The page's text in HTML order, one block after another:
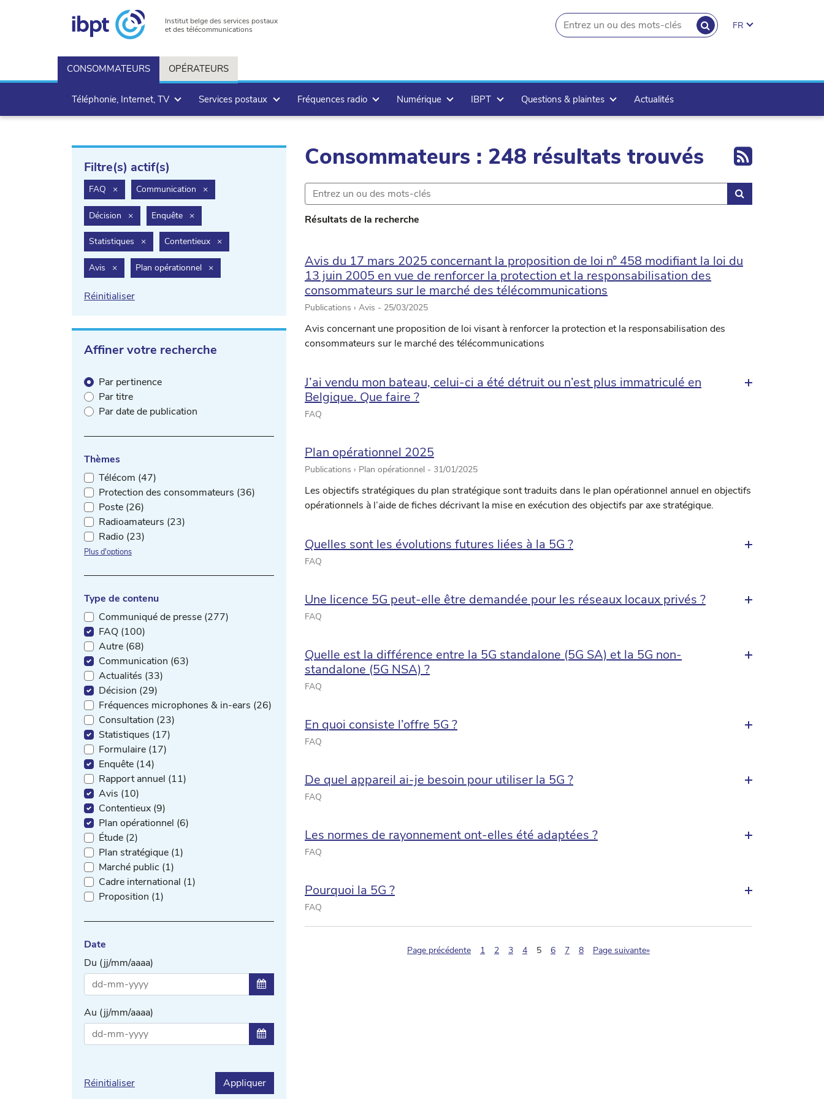
Institut belge des services postaux
et des télécommunications
RECHERCHER
search.button
FR
CONSOMMATEURS OPÉRATEURS
Téléphonie, Internet, TV Services postaux Fréquences radio Numérique IBPT Questions & plaintes Actualités
Filtre(s) actif(s)
FAQ ×filter.deleteCommunication ×filter.delete
Décision ×filter.delete
Enquête ×filter.delete
Statistiques ×filter.deleteContentieux ×filter.delete
Avis ×filter.deletePlan opérationnel ×filter.delete
Réinitialiser
Affiner votre recherche
Par pertinence
Par titre
Par date de publication
Thèmes
Télécom (47)
Protection des consommateurs (36)
Poste (26)
Radioamateurs (23)
Radio (23)
Plus d'options
Type de contenu
Communiqué de presse (277)
FAQ (100)
Autre (68)
Communication (63)
Actualités (33)
Décision (29)
Fréquences microphones & in-ears (26)
Consultation (23)
Statistiques (17)
Formulaire (17)
Enquête (14)
Rapport annuel (11)
Avis (10)
Contentieux (9)
Plan opérationnel (6)
Étude (2)
Plan stratégique (1)
Marché public (1)
Cadre international (1)
Proposition (1)
Date
Du (jj/mm/aaaa)
Sélectionner une date ...
Au (jj/mm/aaaa)
Sélectionner une date ...
Réinitialiser Appliquer
Consommateurs : 248 résultats trouvés Export
Résultats de la recherche
Avis du 17 mars 2025 concernant la proposition de loi n° 458 modifiant la loi du
13 juin 2005 en vue de renforcer la protection et la responsabilisation des
consommateurs sur le marché des télécommunications
Publications › Avis - 25/03/2025
Avis concernant une proposition de loi visant à renforcer la protection et la responsabilisation des
consommateurs sur le marché des télécommunications
J’ai vendu mon bateau, celui-ci a été détruit ou n’est plus immatriculé en
Belgique. Que faire ?
FAQ
Plan opérationnel 2025
Publications › Plan opérationnel - 31/01/2025
Les objectifs stratégiques du plan stratégique sont traduits dans le plan opérationnel annuel en objectifs
opérationnels à l’aide de fiches décrivant la mise en exécution des objectifs par axe stratégique.
Quelles sont les évolutions futures liées à la 5G ?
FAQ
Une licence 5G peut-elle être demandée pour les réseaux locaux privés ?
FAQ
Quelle est la différence entre la 5G standalone (5G SA) et la 5G non-
standalone (5G NSA) ?
FAQ
En quoi consiste l’offre 5G ?
FAQ
De quel appareil ai-je besoin pour utiliser la 5G ?
FAQ
Les normes de rayonnement ont-elles été adaptées ?
FAQ
Pourquoi la 5G ?
FAQ
Page précédente 1 2 3 4 5(pagination.current)
6 7 8 Page suivante»